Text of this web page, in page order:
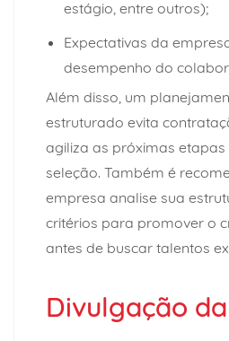
estágio, entre outros);
Expectativas da
desempenho do
Além disso, um
estruturado evita
agiliza as próximas
seleção. Também é
empresa analise sua
critérios para promover o
antes de buscar talentos
Divulgação